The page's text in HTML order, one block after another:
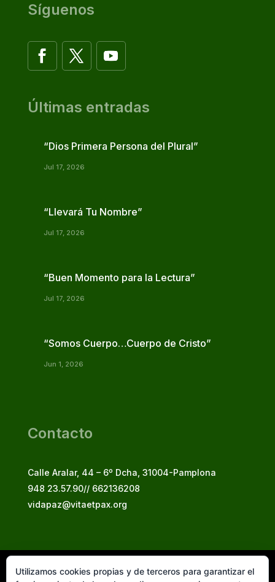
Síguenos
Últimas entradas
“Dios Primera Persona del Plural”
Jul 17, 2026
“Llevará Tu Nombre”
Jul 17, 2026
“Buen Momento para la Lectura”
Jul 17, 2026
“Somos Cuerpo…Cuerpo de Cristo”
Jun 1, 2026
Contacto
Calle Aralar, 44 – 6º Dcha, 31004-Pamplona
948 23.57.90// 662136208
vidapaz@vitaetpax.org
Vita et Pax, 2025
Utilizamos cookies propias y de terceros para garantizar el